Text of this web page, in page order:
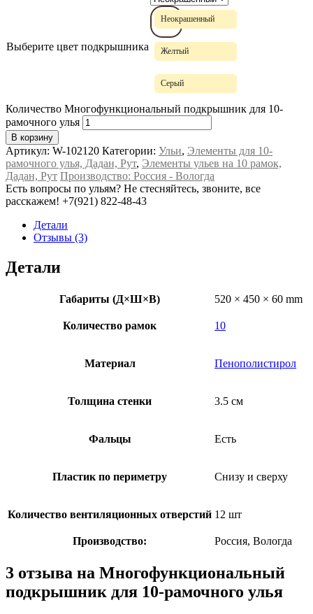
Выберите цвет подкрышника
Неокрашенный
Желтый
Серый
Количество Многофункциональный подкрышник для 10-
рамочного улья
В корзину
Артикул: W-102120 Категории: Ульи, Элементы для 10-
рамочного улья, Дадан, Рут, Элементы ульев на 10 рамок,
Дадан, Рут Производство: Россия - Вологда
Есть вопросы по ульям? Не стесняйтесь, звоните, все
расскажем! +7(921) 822-48-43
Детали
Отзывы (3)
Детали
Габариты (Д×Ш×В) 520 × 450 × 60 mm
Количество рамок 10
Материал Пенополистирол
Толщина стенки 3.5 см
Фальцы Есть
Пластик по периметру Снизу и сверху
Количество вентиляционных отверстий 12 шт
Производство: Россия, Вологда
3 отзыва на Многофункциональный
подкрышник для 10-рамочного улья